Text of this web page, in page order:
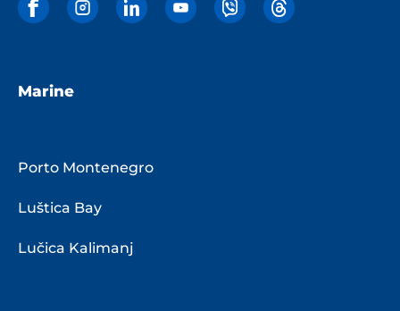
Marine
Porto Montenegro
Luštica Bay
Lučica Kalimanj